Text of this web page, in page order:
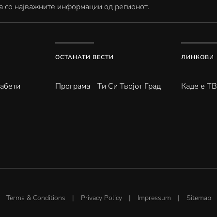
најважните информации од регионот.
ОСТАНАТИ ВЕСТИ
Програма Ти Си Твојот Град
ЛИНКОВИ
Каде е
Terms & Conditions | Privacy Policy| Impressum | Sitemap